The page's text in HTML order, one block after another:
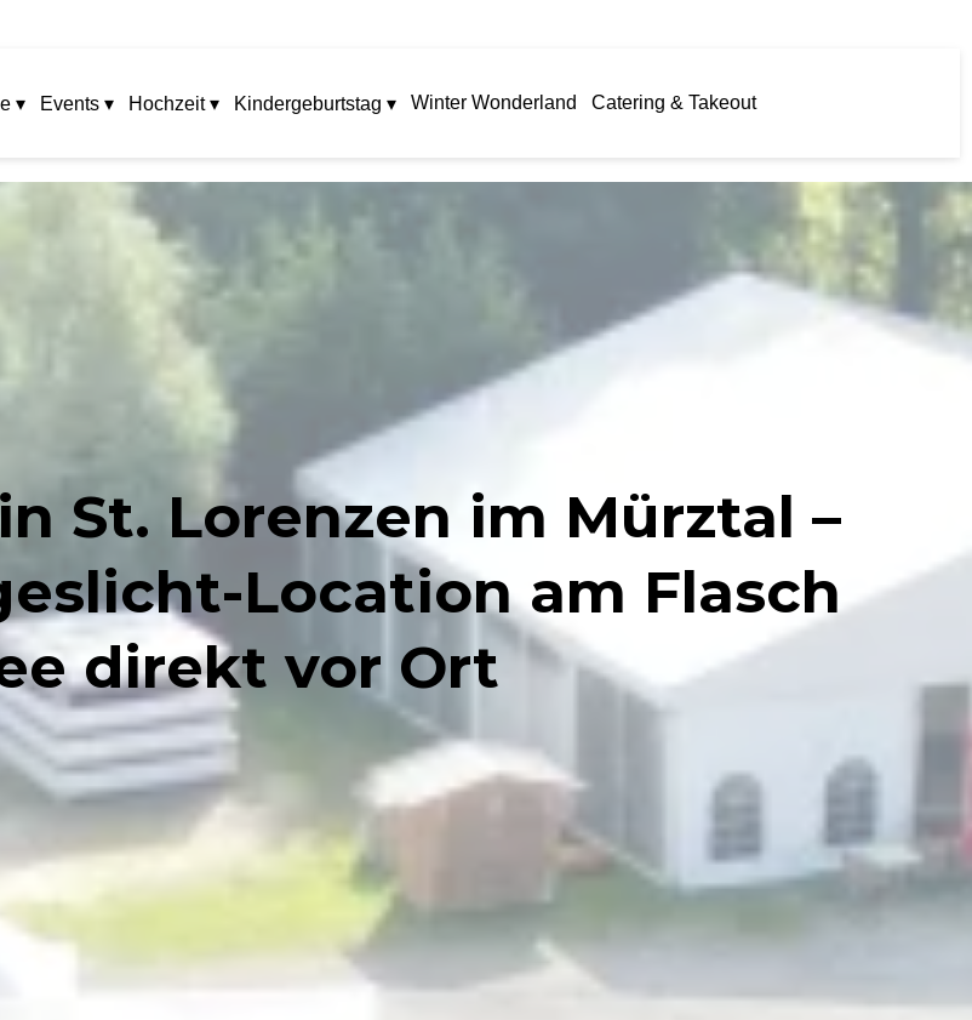
▾ Events ▾ Hochzeit ▾ Kindergeburtstag ▾ Winter Wonderland Catering & Takeout
St. Lorenzen im Mürztal –
Location am Flasch
direkt vor Ort